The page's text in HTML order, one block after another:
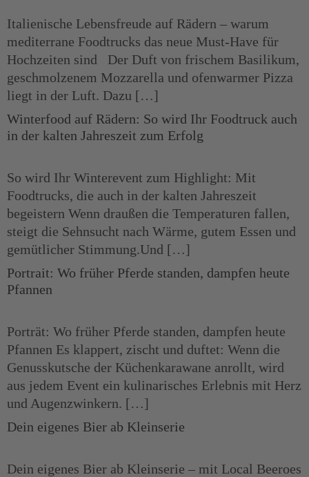
Italienische Lebensfreude auf Rädern – warum
mediterrane Foodtrucks das neue Must-Have für
Hochzeiten sind Der Duft von frischem Basilikum,
geschmolzenem Mozzarella und ofenwarmer Pizza
liegt in der Luft. Dazu […]
Winterfood auf Rädern: So wird Ihr Foodtruck auch
in der kalten Jahreszeit zum Erfolg
So wird Ihr Winterevent zum Highlight: Mit
Foodtrucks, die auch in der kalten Jahreszeit
begeistern Wenn draußen die Temperaturen fallen,
steigt die Sehnsucht nach Wärme, gutem Essen und
gemütlicher Stimmung.Und […]
Portrait: Wo früher Pferde standen, dampfen heute
Pfannen
Porträt: Wo früher Pferde standen, dampfen heute
Pfannen Es klappert, zischt und duftet: Wenn die
Genusskutsche der Küchenkarawane anrollt, wird
aus jedem Event ein kulinarisches Erlebnis mit Herz
und Augenzwinkern. […]
Dein eigenes Bier ab Kleinserie
Dein eigenes Bier ab Kleinserie – mit Local Beeroes